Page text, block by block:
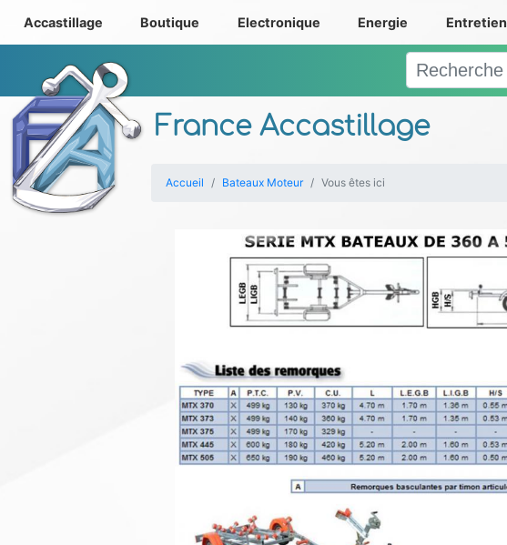
France Accastillage
Accastillage Boutique Electronique Energie Entretien
Accueil Bateaux Moteur Vous êtes ici